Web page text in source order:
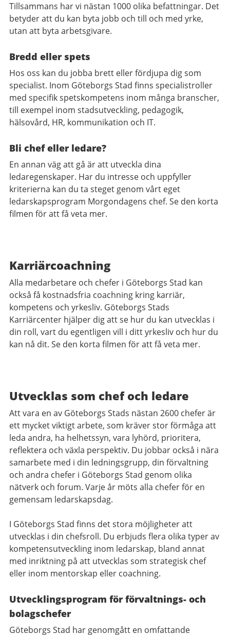
Tillsammans har vi nästan 1000 olika befattningar. Det
betyder att du kan byta jobb och till och med yrke,
utan att byta arbetsgivare.
Bredd eller spets
Hos oss kan du jobba brett eller fördjupa dig som
specialist. Inom Göteborgs Stad finns specialistroller
med specifik spetskompetens inom många branscher,
till exempel inom stadsutveckling, pedagogik,
hälsovård, HR, kommunikation och IT.
Bli chef eller ledare?
En annan väg att gå är att utveckla dina
ledaregenskaper. Har du intresse och uppfyller
kriterierna kan du ta steget genom vårt eget
ledarskapsprogram Morgondagens chef. Se den korta
filmen för att få veta mer.
Karriärcoachning
Alla medarbetare och chefer i Göteborgs Stad kan
också få kostnadsfria coachning kring karriär,
kompetens och yrkesliv. Göteborgs Stads
Karriärcenter hjälper dig att se hur du kan utvecklas i
din roll, vart du egentligen vill i ditt yrkesliv och hur du
kan nå dit. Se den korta filmen för att få veta mer.
Utvecklas som chef och ledare
Att vara en av Göteborgs Stads nästan 2600 chefer är
ett mycket viktigt arbete, som kräver stor förmåga att
leda andra, ha helhetssyn, vara lyhörd, prioritera,
reflektera och växla perspektiv. Du jobbar också i nära
samarbete med i din ledningsgrupp, din förvaltning
och andra chefer i Göteborgs Stad genom olika
nätverk och forum. Varje år möts alla chefer för en
gemensam ledarskapsdag.
I Göteborgs Stad finns det stora möjligheter att
utvecklas i din chefsroll. Du erbjuds flera olika typer av
kompetensutveckling inom ledarskap, bland annat
med inriktning på att utvecklas som strategisk chef
eller inom mentorskap eller coachning.
Utvecklingsprogram för förvaltnings- och
bolagschefer
Göteborgs Stad har genomgått en omfattande